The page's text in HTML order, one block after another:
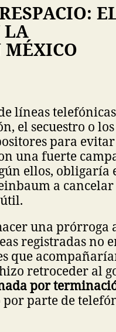
LA
MÉXICO
líneas
el secuestro o
para evitar
una fuerte
ellos, obligaría
a
una prórroga
registradas no
que
retroceder al
por
parte de